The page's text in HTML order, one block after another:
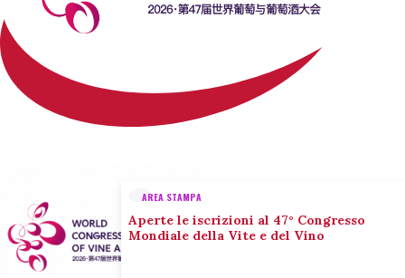
AREA STAMPA
Aperte le iscrizioni al 47° Congresso
Mondiale della Vite e del Vino